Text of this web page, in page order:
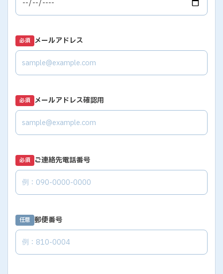
必須 メールアドレス
必須 メールアドレス確認用
必須 ご連絡先電話番号
任意 郵便番号